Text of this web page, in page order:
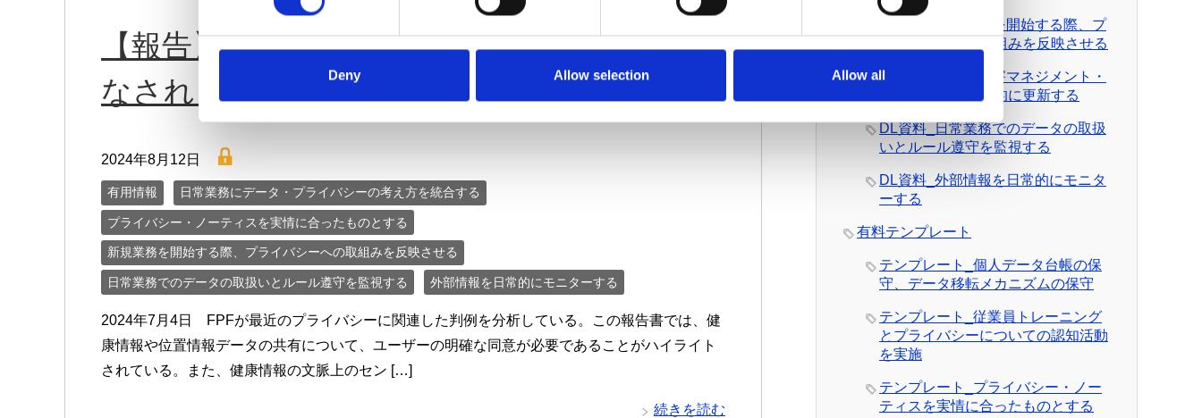
e
e
e
c
t
i
o
n
Deny Allow selection Allow all
【報告】米国：不正或いは欺瞞的な行為とみ
なされる状況
2024年8月12日 lock
有用情報 日常業務にデータ・プライバシーの考え方を統合する
プライバシー・ノーティスを実情に合ったものとする
新規業務を開始する際、プライバシーへの取組みを反映させる
日常業務でのデータの取扱いとルール遵守を監視する 外部情報を日常的にモニターする
2024年7月4日 FPFが最近のプライバシーに関連した判例を分析している。この報告書では、健
康情報や位置情報データの共有について、ユーザーの明確な同意が必要であることがハイライト
されている。また、健康情報の文脈上のセン […]
続きを読む
DL資料_新規業務を開始する際、プ
ライバシーへの取組みを反映させる
DL資料_データ侵害マネジメント・
プログラムを定常的に更新する
DL資料_日常業務でのデータの取扱
いとルール遵守を監視する
DL資料_外部情報を日常的にモニタ
ーする
有料テンプレート
テンプレート_個人データ台帳の保
守、データ移転メカニズムの保守
テンプレート_従業員トレーニング
とプライバシーについての認知活動
を実施
テンプレート_プライバシー・ノー
ティスを実情に合ったものとする